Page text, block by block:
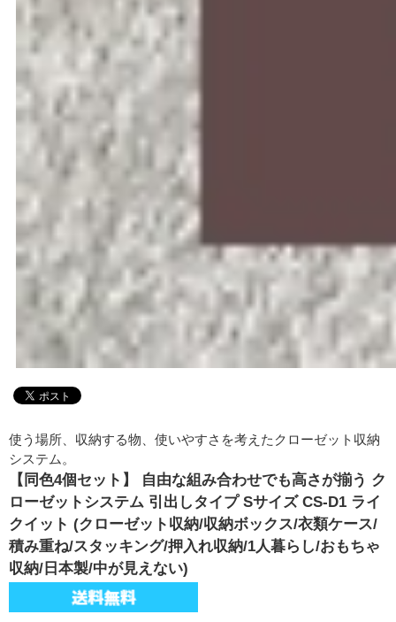
使う場所、収納する物、使いやすさを考えたクローゼット収納
システム。
【同色4個セット】 自由な組み合わせでも高さが揃う ク
ローゼットシステム 引出しタイプ Sサイズ CS-D1 ライ
クイット (クローゼット収納/収納ボックス/衣類ケース/
積み重ね/スタッキング/押入れ収納/1人暮らし/おもちゃ
収納/日本製/中が見えない)